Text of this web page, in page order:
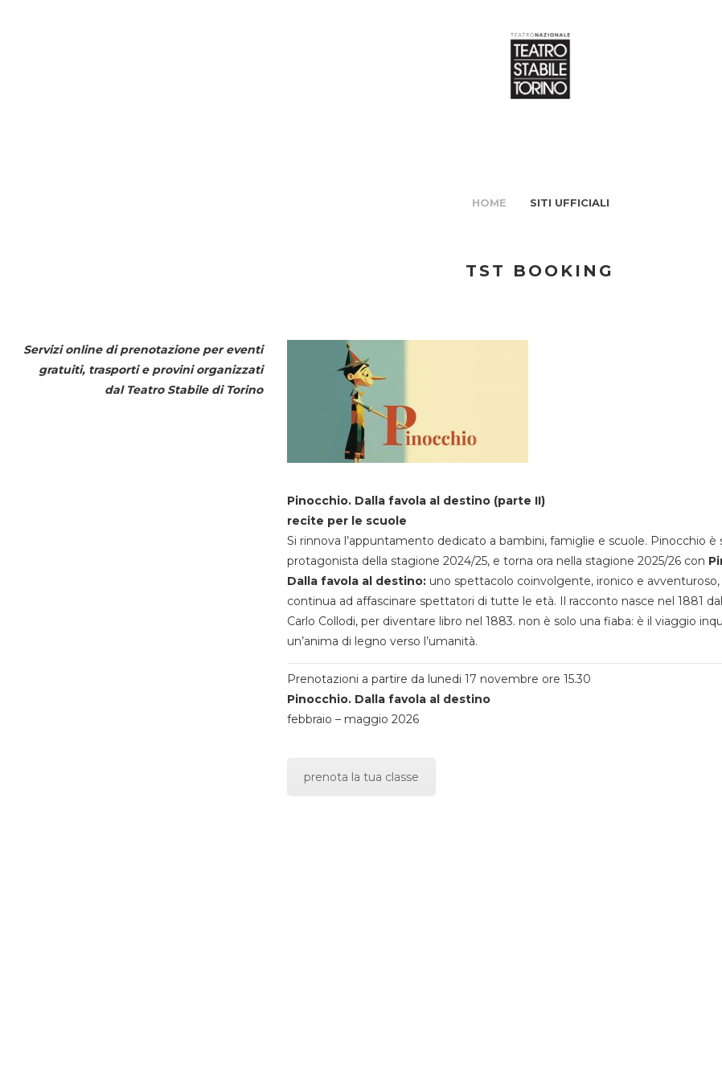
HOME SITI UFFICIALI
TST BOOKING
Servizi online di prenotazione per eventi
gratuiti, trasporti e provini organizzati
dal Teatro Stabile di Torino
Pinocchio. Dalla favola al destino (parte II)
recite per le scuole
Si rinnova l’appuntamento dedicato a bambini, famiglie e scuole. Pinocchio è
protagonista della stagione 2024/25, e torna ora nella stagione 2025/26 con
Dalla favola al destino:uno spettacolo coinvolgente, ironico e avventuroso,
continua ad affascinare spettatori di tutte le età. Il racconto nasce nel 1881
Carlo Collodi, per diventare libro nel 1883. non è solo una fiaba: è il viaggio
un’anima di legno verso l’umanità.
Prenotazioni a partire da lunedi 17 novembre ore 15.30
Pinocchio. Dalla favola al destino
febbraio – maggio 2026
prenota la tua classe